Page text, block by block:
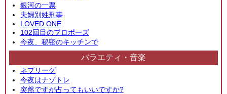
銀河の一票
夫婦別姓刑事
LOVED ONE
102回目のプロポーズ
今夜、秘密のキッチンで
バラエティ・音楽
ネプリーグ
今夜はナゾトレ
突然ですが占ってもいいですか?